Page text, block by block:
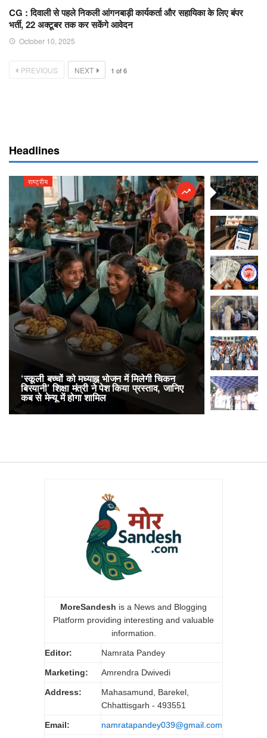
CG : दिवाली से पहले निकली आंगनबाड़ी कार्यकर्ता और सहायिका के लिए बंपर
भर्ती, 22 अक्टूबर तक कर सकेंगे आवेदन
October 10, 2025
PREVIOUS NEXT 1 of6
Headlines
राष्ट्रीय
‘स्कूली बच्चों को मध्याह्न भोजन में मिलेगी चिकन
बिरयानी’ शिक्षा मंत्री ने पेश किया प्रस्ताव, जानिए
कब से मेन्यू में होगा शामिल
राष्ट्रीय
RailOne
लोकप्रिय,
अनारक्षित
MoreSandesh is a News and Blogging
Platform providing interesting and valuable
information.
Editor: Namrata Pandey
Marketing: Amrendra Dwivedi
Address:
Mahasamund, Barekel,
Chhattisgarh - 493551
Email: namratapandey039@gmail.com